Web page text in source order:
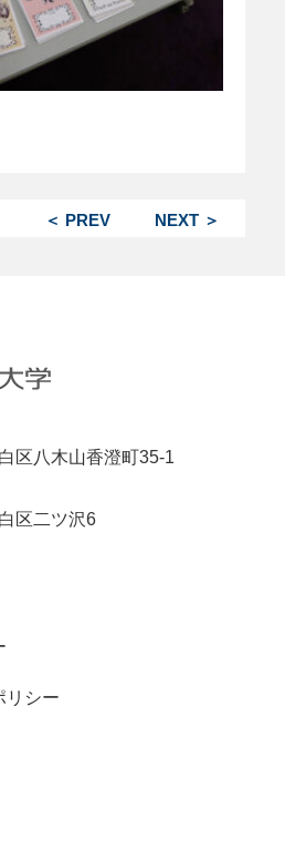
NEXT ＞
＜ PREV
区八木山香澄町35-1
区二ツ沢6
リシー